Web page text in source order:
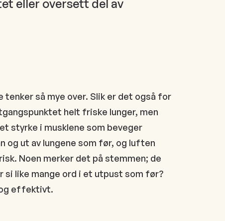
eller oversett del av
tenker så mye over. Slik er det også for
helt friske lunger, men
styrke i musklene som beveger
og ut av lungene som før, og luften
Noen merker det på stemmen; de
si like mange ord i et utpust som før?
effektivt.